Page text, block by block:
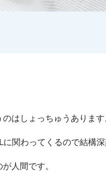
はしょっちゅうあります
関わってくるので結構深
人間です。